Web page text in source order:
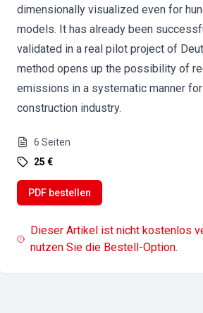
dimensionally visualized even for
models. It has already been
validated in a real pilot project of
method opens up the possibility of
emissions in a systematic manner
construction industry.
6 Seiten
25 €
PDF bestellen
Dieser Artikel ist nicht kostenlos
nutzen Sie die Bestell-Option.